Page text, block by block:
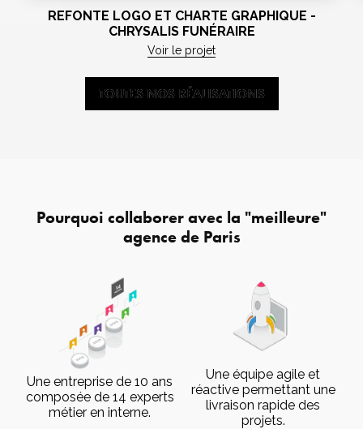
TOUTES NOS RÉALISATIONS
TOUTES NOS RÉALISATIONS
REFONTE LOGO ET CHARTE GRAPHIQUE -
CHRYSALIS FUNÉRAIRE
Voir le projet
Pourquoi collaborer avec la "meilleure"
agence de Paris
Une entreprise de 10 ans
composée de 14 experts
métier en interne.
Une équipe agile et
réactive permettant une
livraison rapide des
projets.